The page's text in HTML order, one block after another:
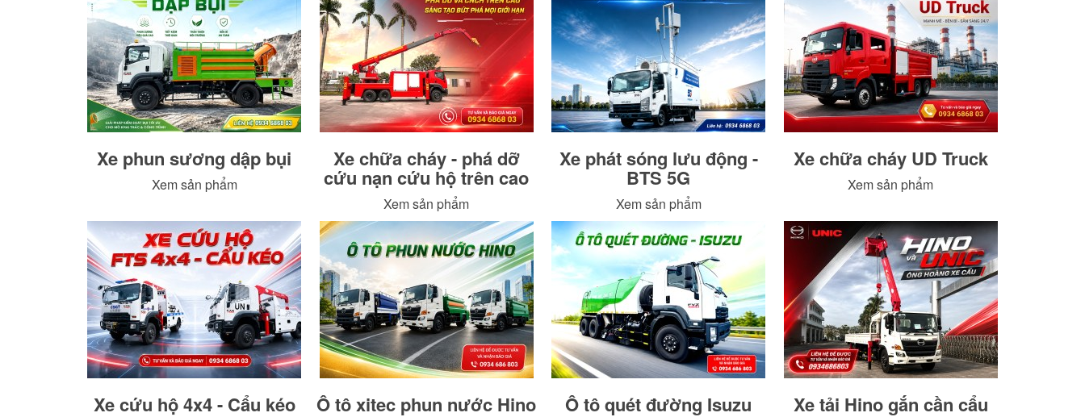
Xe phun sương dập bụi
Xem sản phẩm
Xe chữa cháy - phá dỡ
cứu nạn cứu hộ trên cao
Xem sản phẩm
Xe phát sóng lưu động -
BTS 5G
Xem sản phẩm
Xe chữa cháy UD Truck
Xem sản phẩm
Xe cứu hộ 4x4 - Cẩu kéo Ô tô xitec phun nước Hino Ô tô quét đường Isuzu Xe tải Hino gắn cần cẩu